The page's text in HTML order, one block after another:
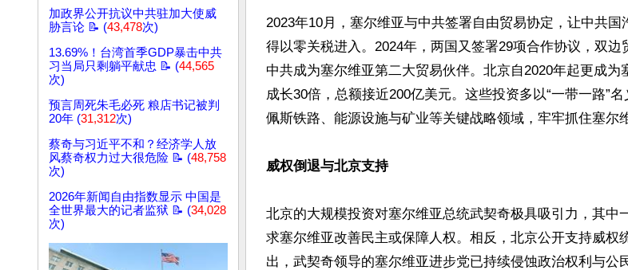
加政界公开抗议中共驻加大使威
胁言论 📝 (43,478次)
13.69%！台湾首季GDP暴击中共
习当局只剩躺平献忠 📝 (44,565
次)
预言周死朱毛必死 粮店书记被判
20年 (31,312次)
蔡奇与习近平不和？经济学人放
风蔡奇权力过大很危险 📝 (48,758
次)
2026年新闻自由指数显示 中国是
全世界最大的记者监狱 📝 (34,028
次)
2023年10月，塞尔维亚与中共签署自由贸易协定，让中共
得以零关税进入。2024年，两国又签署29项合作协议，双边
中共成为塞尔维亚第二大贸易伙伴。北京自2020年起更成
成长30倍，总额接近200亿美元。这些投资多以“一带一路”
佩斯铁路、能源设施与矿业等关键战略领域，牢牢抓住塞尔
威权倒退与北京支持
北京的大规模投资对塞尔维亚总统武契奇极具吸引力，其中
求塞尔维亚改善民主或保障人权。相反，北京公开支持威权
出，武契奇领导的塞尔维亚进步党已持续侵蚀政治权利与公